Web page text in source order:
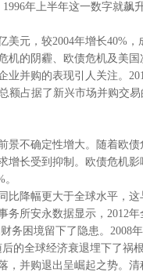
年上半年这一数字就飙
，较2004年增长40%
的阴霾、欧债危机及美
并购的表现引人关注。
额占据了新兴市场并购交
确定性增大。随着欧债
长受到抑制。欧债危机
降幅更大于全球水平，
所安永数据显示，2012
务困境留下了隐患。
的全球经济衰退埋下了祸根
并购退出呈崛起之势。清